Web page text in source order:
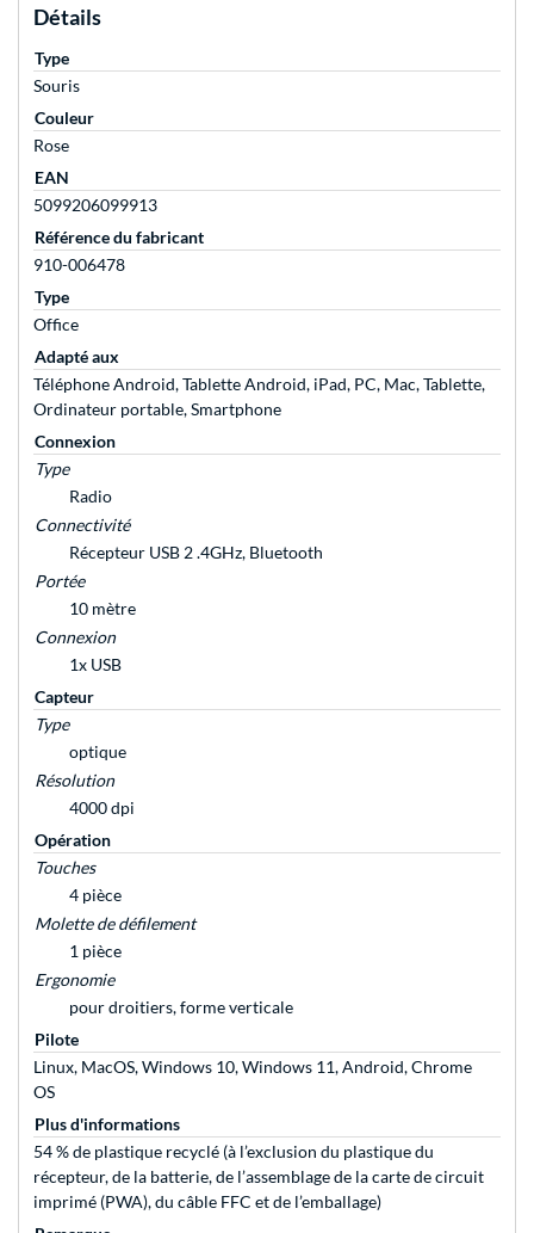
Détails
Type
Souris
Couleur
Rose
EAN
5099206099913
Référence du fabricant
910-006478
Type
Office
Adapté aux
Téléphone Android, Tablette Android, iPad, PC, Mac, Tablette,
Ordinateur portable, Smartphone
Connexion
Type
Radio
Connectivité
Récepteur USB 2 .4GHz, Bluetooth
Portée
10 mètre
Connexion
1x USB
Capteur
Type
optique
Résolution
4000 dpi
Opération
Touches
4 pièce
Molette de défilement
1 pièce
Ergonomie
pour droitiers, forme verticale
Pilote
Linux, MacOS, Windows 10, Windows 11, Android, Chrome
OS
Plus d'informations
54 % de plastique recyclé (à l’exclusion du plastique du
récepteur, de la batterie, de l’assemblage de la carte de circuit
imprimé (PWA), du câble FFC et de l’emballage)